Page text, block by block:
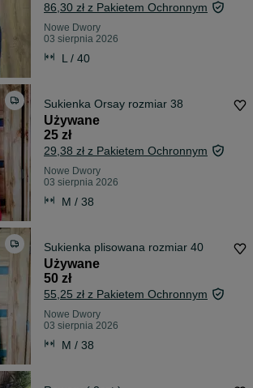
86,30 zł z Pakietem Ochronnym
Nowe Dwory
03 sierpnia 2026
L / 40
Sukienka Orsay rozmiar 38
Używane
25 zł
29,38 zł z Pakietem Ochronnym
Nowe Dwory
03 sierpnia 2026
M / 38
Sukienka plisowana rozmiar 40
Używane
50 zł
55,25 zł z Pakietem Ochronnym
Nowe Dwory
03 sierpnia 2026
M / 38